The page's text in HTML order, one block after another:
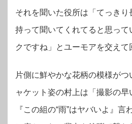
それを聞いた役所は「てっき
持って聞いてくれてると思って
クですね」とユーモアを交えて
片側に鮮やかな花柄の模様が
ャケット姿の村上は「撮影の
『この組の“雨”はヤバいよ』言